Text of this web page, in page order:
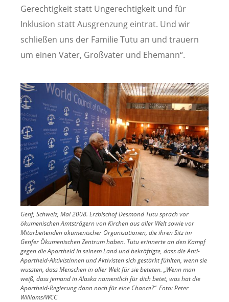
Gerechtigkeit statt Ungerechtigkeit und für
Inklusion statt Ausgrenzung eintrat. Und wir
schließen uns der Familie Tutu an und trauern
um einen Vater, Großvater und Ehemann“.
Image
Genf, Schweiz, Mai 2008. Erzbischof Desmond Tutu sprach vor
ökumenischen Amtsträgern von Kirchen aus aller Welt sowie vor
Mitarbeitenden ökumenischer Organisationen, die ihren Sitz im
Genfer Ökumenischen Zentrum haben. Tutu erinnerte an den Kampf
gegen die Apartheid in seinem Land und bekräftigte, dass die Anti-
Apartheid-Aktivistinnen und Aktivisten sich gestärkt fühlten, wenn sie
wussten, dass Menschen in aller Welt für sie beteten. „Wenn man
weiß, dass jemand in Alaska namentlich für dich betet, was hat die
Apartheid-Regierung dann noch für eine Chance?“ Foto:Peter
Williams/WCC